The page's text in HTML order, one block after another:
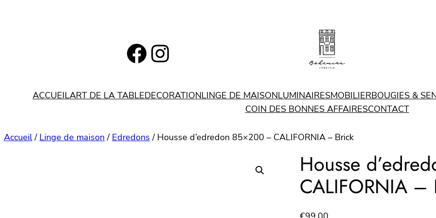
https://www.facebook.com/bohemianlifestyle.be Instagram
ACCUEILART DE LA TABLEDECORATIONLINGE DE MAISONLUMINAIRESMOBILIERBOUGIES &
COIN DES BONNES AFFAIRESCONTACT
Accueil/ Linge de maison / Edredons / Housse d’edredon 85×200 – CALIFORNIA – Brick
Housse
CALIFORNIA –